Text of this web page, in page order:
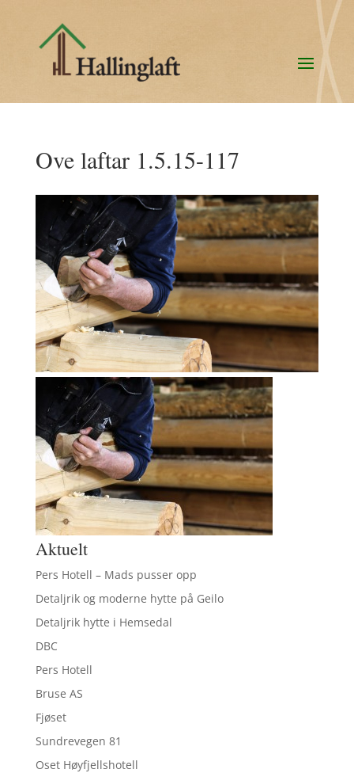
Ove laftar 1.5.15-117
Aktuelt
Pers Hotell – Mads pusser opp
Detaljrik og moderne hytte på Geilo
Detaljrik hytte i Hemsedal
DBC
Pers Hotell
Bruse AS
Fjøset
Sundrevegen 81
Oset Høyfjellshotell